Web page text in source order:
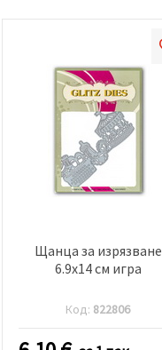
Щанца за изрязване
6.9x14 см игра
Код: 822806